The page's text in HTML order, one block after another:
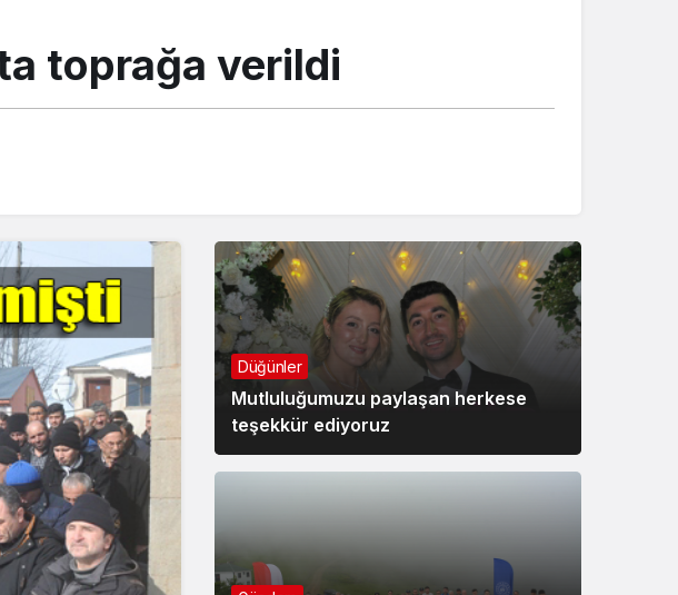
toprağa verildi
Düğünler
Mutluluğumuzu paylaşan herkese
teşekkür ediyoruz